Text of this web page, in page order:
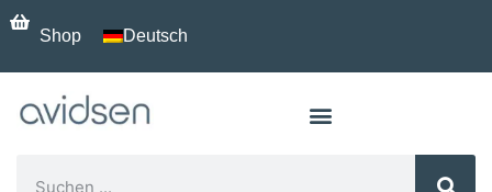
Shop Deutsch